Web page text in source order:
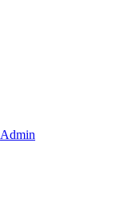
Admin